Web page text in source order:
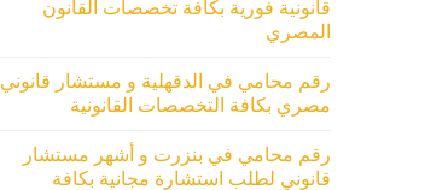
قانونية فورية بكافة تخصصات القانون
المصري
رقم محامي في الدقهلية و مستشار قانوني
مصري بكافة التخصصات القانونية
رقم محامي في بنزرت و أشهر مستشار
قانوني لطلب استشارة مجانية بكافة